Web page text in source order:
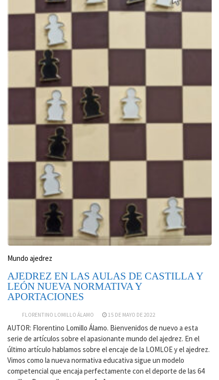
Mundo ajedrez
AJEDREZ EN LAS AULAS DE CASTILLA Y
LEÓN NUEVA NORMATIVA Y
APORTACIONES
FLORENTINO LOMILLO ÁLAMO 15 DE MAYO DE 2022
AUTOR: Florentino Lomillo Álamo. Bienvenidos de nuevo a esta
serie de artículos sobre el apasionante mundo del ajedrez. En el
último artículo hablamos sobre el encaje de la LOMLOE y el ajedrez.
Vimos como la nueva normativa educativa sigue un modelo
competencial que encaja perfectamente con el deporte de las 64